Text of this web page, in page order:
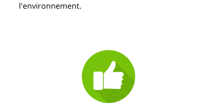
l'environnement.